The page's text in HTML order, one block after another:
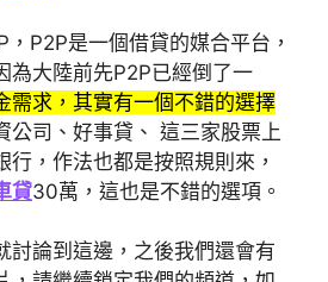
P2P是一個借貸的媒合平台，
為大陸前先P2P已經倒了一
需求，其實有一個不錯的選擇
公司、好事貸、 這三家股票上
行，作法也都是按照規則來，
貸30萬，這也是不錯的選項。
討論到這邊，之後我們還會有